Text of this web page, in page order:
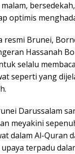
optimis
resmi Brunei,
Hassanah
selalu
seperti yang
Darussalam
meyakini
dalam Al-Quran
terpadu